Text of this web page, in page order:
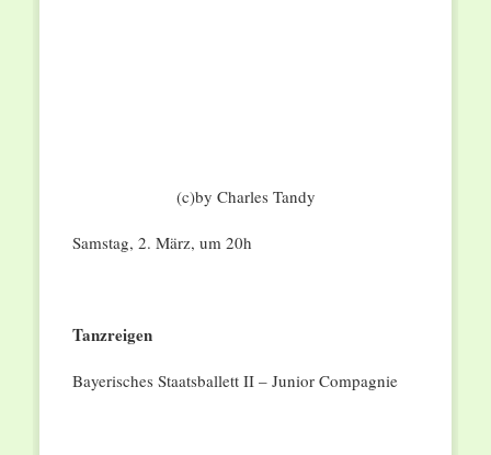
(c)by Charles Tandy
Samstag, 2. März, um 20h
Tanzreigen
Bayerisches Staatsballett II – Junior Compagnie